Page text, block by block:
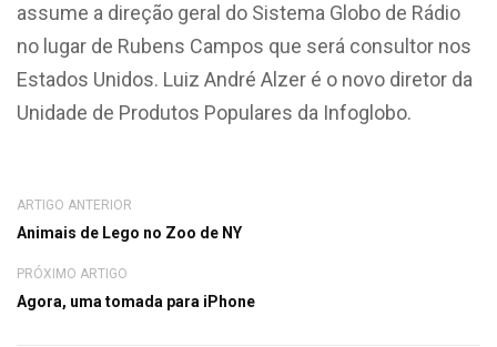
assume a direção geral do Sistema Globo de Rádio
no lugar de Rubens Campos que será consultor nos
Estados Unidos. Luiz André Alzer é o novo diretor da
Unidade de Produtos Populares da Infoglobo.
ARTIGO ANTERIOR
Animais de Lego no Zoo de NY
PRÓXIMO ARTIGO
Agora, uma tomada para iPhone